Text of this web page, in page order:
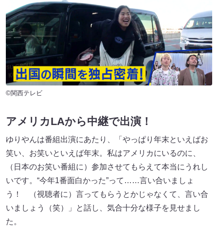
©関西テレビ
アメリカLAから中継で出演！
ゆりやんは番組出演にあたり、「やっぱり年末といえばお
笑い、お笑いといえば年末。私はアメリカにいるのに、
（日本のお笑い番組に）参加させてもらえて本当にうれし
いです。“今年1番面白かった”って……言い合いましょ
う！ （視聴者に）言ってもらうとかじゃなくて、言い合
いましょう（笑）」と話し、気合十分な様子を見せまし
た。